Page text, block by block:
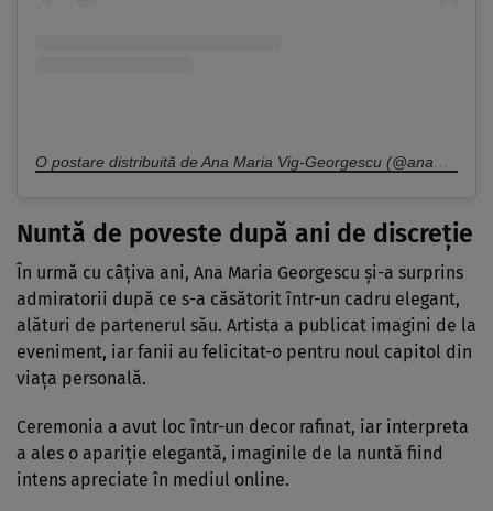
Nuntă de poveste după ani de discreție
În urmă cu câțiva ani, Ana Maria Georgescu și-a surprins
admiratorii după ce s-a căsătorit într-un cadru elegant,
alături de partenerul său. Artista a publicat imagini de la
eveniment, iar fanii au felicitat-o pentru noul capitol din
viața personală.
Ceremonia a avut loc într-un decor rafinat, iar interpreta
a ales o apariție elegantă, imaginile de la nuntă fiind
intens apreciate în mediul online.